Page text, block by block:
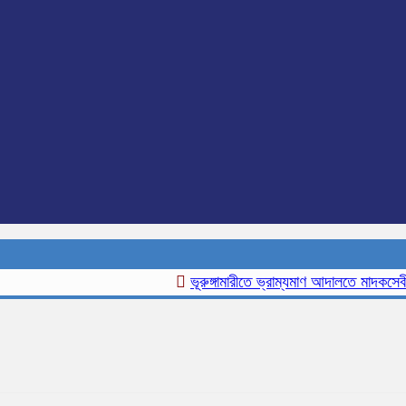
ভূরুঙ্গামারীতে ভ্রাম্যমাণ আদালতে মাদকসেবীর